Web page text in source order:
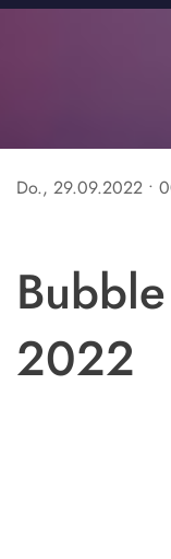
Do., 29.09.2022 •
2022